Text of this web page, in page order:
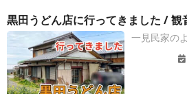
黒田うどん店に行ってきました / 観
一見民家の